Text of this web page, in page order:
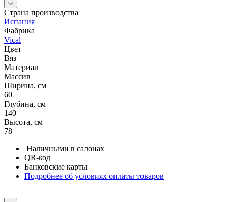
Страна производства
Испания
Фабрика
Vical
Цвет
Вяз
Материал
Массив
Ширина, см
60
Глубина, см
140
Высота, см
78
Наличными в салонах
QR-код
Банковские карты
Подробнее об условиях оплаты товаров